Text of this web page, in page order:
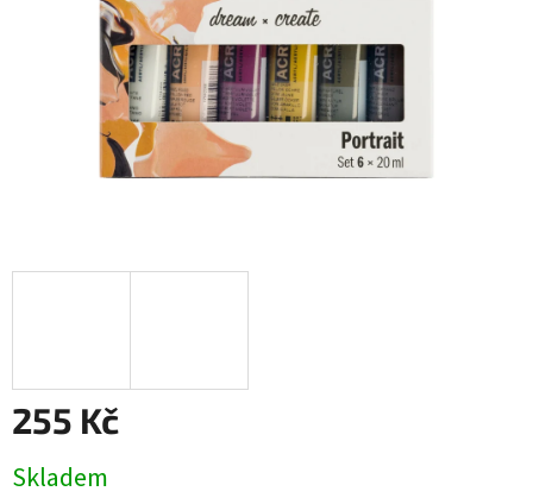
255 Kč
cena:
Skladem